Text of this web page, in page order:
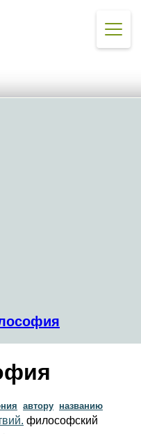
автору названию
философский